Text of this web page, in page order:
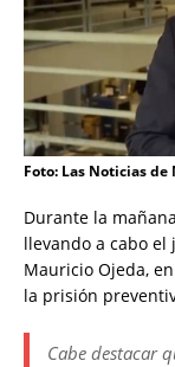
Foto: Las Noticias de
Durante la
llevando a cabo
Mauricio Ojeda,
la prisión
Cabe destacar